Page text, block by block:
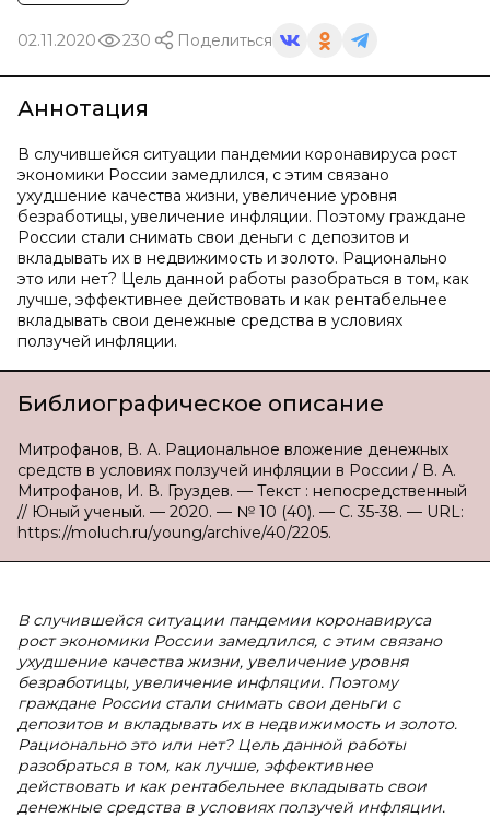
02.11.2020 230 Поделиться
Аннотация
В случившейся ситуации пандемии коронавируса рост
экономики России замедлился, с этим связано
ухудшение качества жизни, увеличение уровня
безработицы, увеличение инфляции. Поэтому граждане
России стали снимать свои деньги с депозитов и
вкладывать их в недвижимость и золото. Рационально
это или нет? Цель данной работы разобраться в том, как
лучше, эффективнее действовать и как рентабельнее
вкладывать свои денежные средства в условиях
ползучей инфляции.
Библиографическое описание
Митрофанов, В. А. Рациональное вложение денежных
средств в условиях ползучей инфляции в России / В. А.
Митрофанов, И. В. Груздев. — Текст : непосредственный
// Юный ученый. — 2020. — № 10 (40). — С. 35-38. — URL:
https://moluch.ru/young/archive/40/2205.
В случившейся ситуации пандемии коронавируса
рост экономики России замедлился, с этим связано
ухудшение качества жизни, увеличение уровня
безработицы, увеличение инфляции. Поэтому
граждане России стали снимать свои деньги с
депозитов и вкладывать их в недвижимость и золото.
Рационально это или нет? Цель данной работы
разобраться в том, как лучше, эффективнее
действовать и как рентабельнее вкладывать свои
денежные средства в условиях ползучей инфляции.